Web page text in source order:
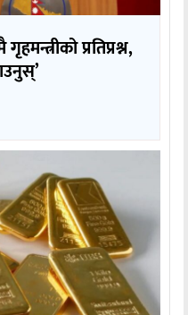
प्रतिप्रश्न,